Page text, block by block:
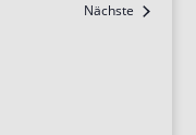
Nächste